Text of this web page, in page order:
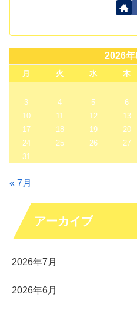
2026年
月 火 水 木
3
4 5 6
10
11 12 13
17
18 19 20
24
25 26 27
31
« 7月
アーカイブ
2026年7月
2026年6月